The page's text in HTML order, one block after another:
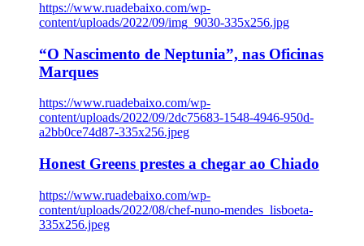
https://www.ruadebaixo.com/wp-
content/uploads/2022/09/img_9030-335x256.jpg
“O Nascimento de Neptunia”, nas Oficinas
Marques
https://www.ruadebaixo.com/wp-
content/uploads/2022/09/2dc75683-1548-4946-950d-
a2bb0ce74d87-335x256.jpeg
Honest Greens prestes a chegar ao Chiado
https://www.ruadebaixo.com/wp-
content/uploads/2022/08/chef-nuno-mendes_lisboeta-
335x256.jpeg